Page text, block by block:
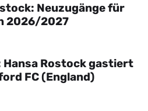
Neuzugänge für
2026/2027
Hansa Rostock gastiert
FC (England)